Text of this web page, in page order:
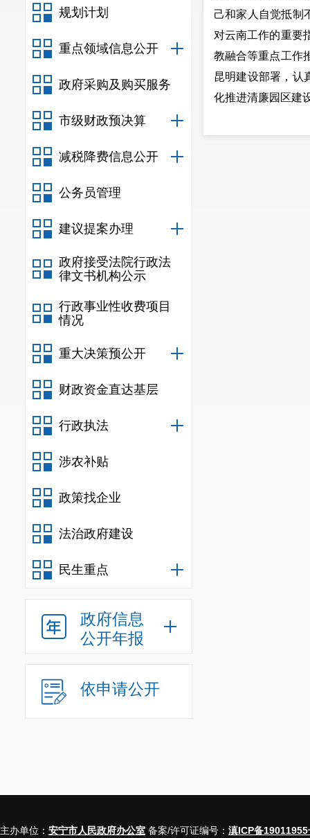
规划计划
重点领域信息公开
政府采购及购买服务
市级财政预决算
减税降费信息公开
公务员管理
建议提案办理
政府接受法院行政法
律文书机构公示
行政事业性收费项目
情况
重大决策预公开
财政资金直达基层
行政执法
涉农补贴
政策找企业
法治政府建设
民生重点
政府信息
公开年报
依申请公开
己和家人自觉抵制
对云南工作的重要
教融合等重点工作
昆明建设部署，认
化推进清廉园区建
题，永葆“赶考”的
主办单位： 安宁市人民政府办公室 备案/许可证编号： 滇ICP备